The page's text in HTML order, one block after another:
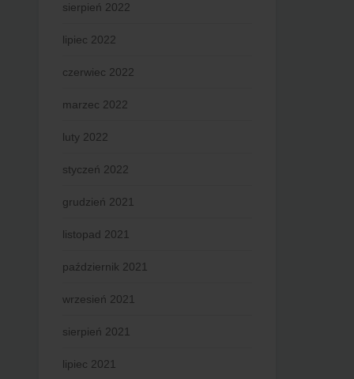
sierpień 2022
lipiec 2022
czerwiec 2022
marzec 2022
luty 2022
styczeń 2022
grudzień 2021
listopad 2021
październik 2021
wrzesień 2021
sierpień 2021
lipiec 2021